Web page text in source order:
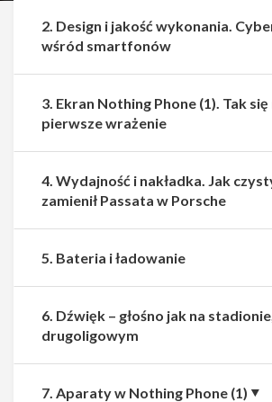
2. Design i jakość wykonania.
wśród smartfonów
3. Ekran Nothing Phone (1). Tak
pierwsze wrażenie
4. Wydajność i nakładka. Jak
zamienił Passata w Porsche
5. Bateria i ładowanie
6. Dźwięk – głośno jak na
drugoligowym
7. Aparaty w Nothing Phone (1)